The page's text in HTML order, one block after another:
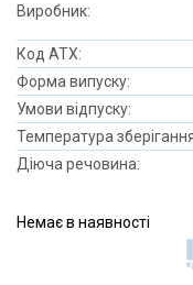
Виробник:
Код АТХ:
Форма випуску:
Умови відпуску:
Температура
Діюча речовина:
Немає в наявності